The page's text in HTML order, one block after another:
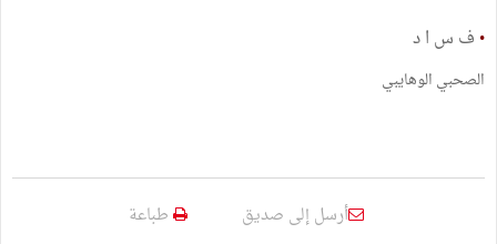
• ف س ا د
الصحبي الوهايبي
أرسل إلى صديق طباعة